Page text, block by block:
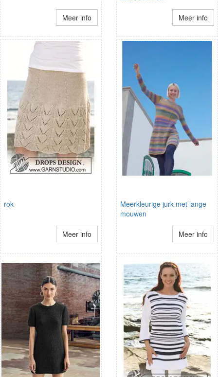
Meer info Meer info
rok
Meer info
Meerkleurige jurk met lange
mouwen
Meer info